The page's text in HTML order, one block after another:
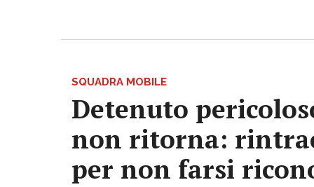
SQUADRA MOBILE
Detenuto
non ritorna:
per non farsi